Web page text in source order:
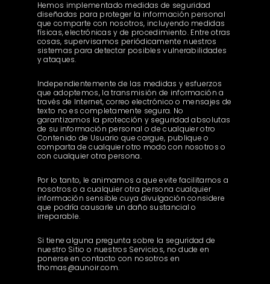
Hemos implementado medidas de seguridad
diseñadas para proteger la información personal
que comparte con nosotros, incluyendo medidas
físicas, electrónicas y de procedimiento. Entre otras
cosas, supervisamos periódicamente nuestros
sistemas para detectar posibles vulnerabilidades
y ataques.
Independientemente de las medidas y esfuerzos
que adoptemos, la transmisión de información a
través de Internet, correo electrónico o mensajes de
texto no es completamente segura. No
garantizamos la protección y seguridad absolutas
de su información personal o de cualquier otro
Contenido de Usuario que cargue, publique o
comparta de cualquier otro modo con nosotros o
con cualquier otra persona.
Por lo tanto, le animamos a que evite facilitarnos a
nosotros o a cualquier otra persona cualquier
información sensible cuya divulgación considere
que podría causarle un daño sustancial o
irreparable.
Si tiene alguna pregunta sobre la seguridad de
nuestro Sitio o nuestros Servicios, no dude en
ponerse en contacto con nosotros en
thomas@aunoir.com.